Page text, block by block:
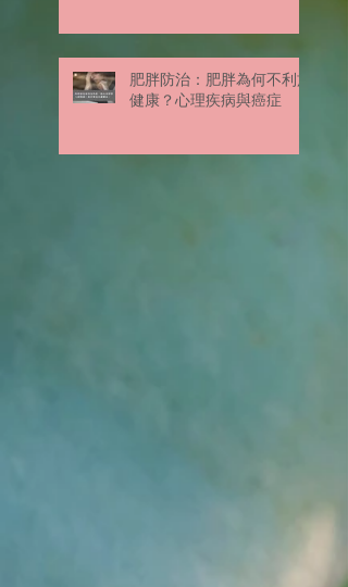
肥胖防治：肥胖為何不利於
健康？心理疾病與癌症